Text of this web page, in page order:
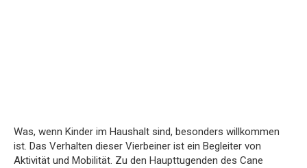
Was, wenn Kinder im Haushalt sind, besonders willkommen
ist. Das Verhalten dieser Vierbeiner ist ein Begleiter von
Aktivität und Mobilität. Zu den Haupttugenden des Cane